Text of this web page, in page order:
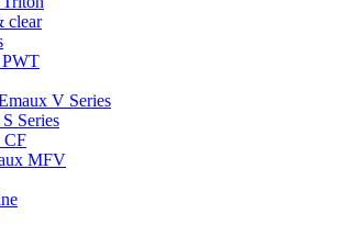
clear
PWT
V Series
Series
CF
MFV